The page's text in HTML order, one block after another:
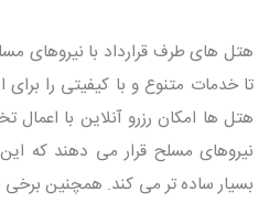
هتل های طرف قرارداد با نیروهای
تا خدمات متنوع و با کیفیتی را
هتل ها امکان رزرو آنلاین با اعمال
نیروهای مسلح قرار می دهند که
بسیار ساده تر می کند. همچنین